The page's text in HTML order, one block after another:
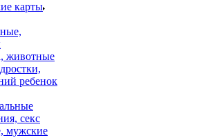
карты
животные
ребенок
секс
мужские